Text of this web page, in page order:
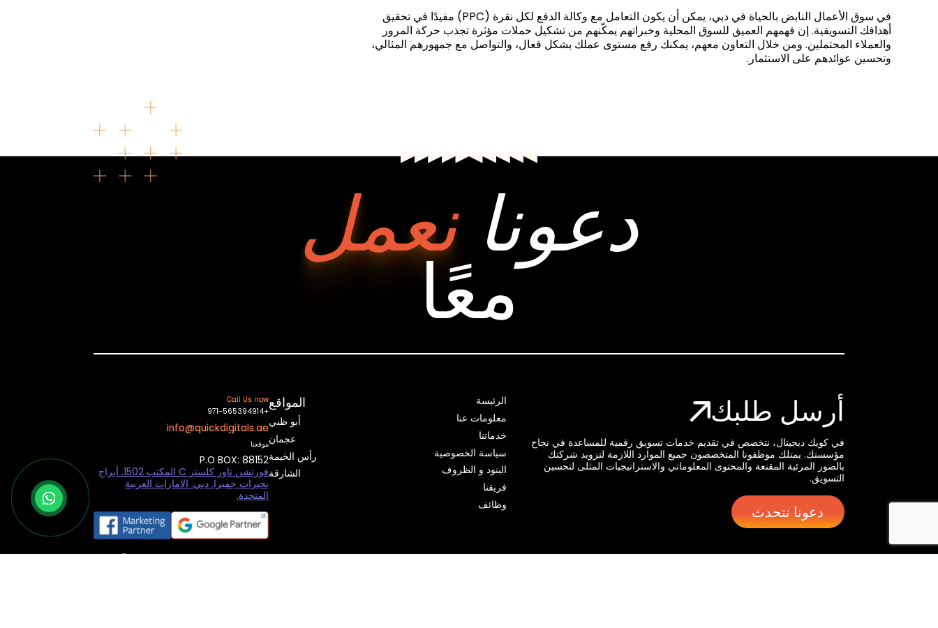
في سوق الأعمال النابض بالحياة في دبي، يمكن أن يكون التعامل مع وكالة الدفع لكل نقرة (PPC) مفيدًا في تحقيق
أهدافك التسويقية. إن فهمهم العميق للسوق المحلية وخبراتهم يمكّنهم من تشكيل حملات مؤثرة تجذب حركة المرور
والعملاء المحتملين. ومن خلال التعاون معهم، يمكنك رفع مستوى عملك بشكل فعال، والتواصل مع جمهورهم المثالي،
وتحسين عوائدهم على الاستثمار.
دعونانعمل
معًا
أرسل طلبك
في كويك ديجيتال، نتخصص في تقديم خدمات تسويق رقمية للمساعدة في نجاح
مؤسستك. يمتلك موظفونا المتخصصون جميع الموارد اللازمة لتزويد شركتك
بالصور المرئية المقنعة والمحتوى المعلوماتي والاستراتيجيات المثلى لتحسين
التسويق.
دعونا نتحدث
الرئيسة
معلومات عنا
خدماتنا
سياسة الخصوصية
البنود و الظروف
فريقنا
وظائف
المواقع
أبو ظبي
عجمان
رأس الخيمة
الشارقة
Call Us now
+971-565394914
info@quickdigitals.ae
موقعنا
P.O BOX: 88152
فورتشن تاور كلستر C المكتب 1502. أبراج
بحيرات جميرا. دبي. الامارات العربية
المتحدة.